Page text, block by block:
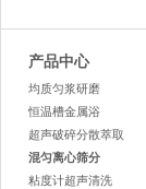
产品中心
均质匀浆研磨
恒温槽金属浴
超声破碎分散萃取
混匀离心筛分
粘度计超声清洗